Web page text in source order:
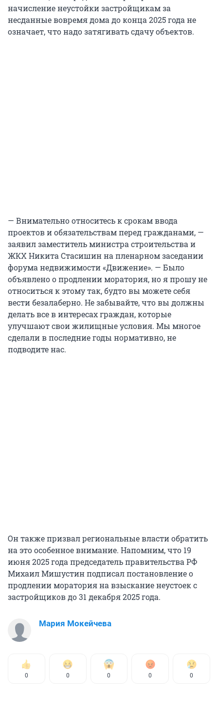
начисление неустойки застройщикам за
несданные вовремя дома до конца 2025 года не
означает, что надо затягивать сдачу объектов.
— Внимательно относитесь к срокам ввода
проектов и обязательствам перед гражданами, —
заявил заместитель министра строительства и
ЖКХ Никита Стасишин на пленарном заседании
форума недвижимости «Движение». — Было
объявлено о продлении моратория, но я прошу не
относиться к этому так, будто вы можете себя
вести безалаберно. Не забывайте, что вы должны
делать все в интересах граждан, которые
улучшают свои жилищные условия. Мы многое
сделали в последние годы нормативно, не
подводите нас.
Он также призвал региональные власти обратить
на это особенное внимание. Напомним, что 19
июня 2025 года председатель правительства РФ
Михаил Мишустин подписал постановление о
продлении моратория на взыскание неустоек с
застройщиков до 31 декабря 2025 года.
Мария Мокейчева
0 0 0 0 0